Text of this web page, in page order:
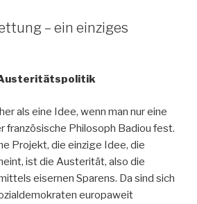
– ein einziges
als eine Idee, wenn man nur eine
französische Philosoph Badiou fest.
Projekt, die einzige Idee, die
ist die Austerität, also die
eisernen Sparens. Da sind sich
europaweit